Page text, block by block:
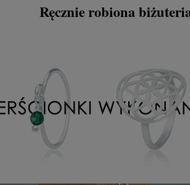
Ręcznie robiona